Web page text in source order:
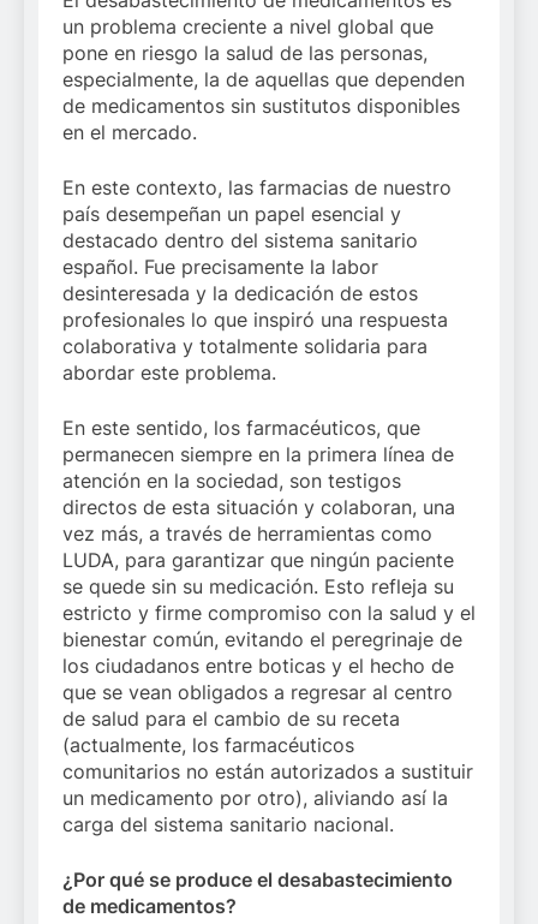
un problema creciente a nivel global que
pone en riesgo la salud de las personas,
especialmente, la de aquellas que dependen
de medicamentos sin sustitutos disponibles
en el mercado.
En este contexto, las farmacias de nuestro
país desempeñan un papel esencial y
destacado dentro del sistema sanitario
español. Fue precisamente la labor
desinteresada y la dedicación de estos
profesionales lo que inspiró una respuesta
colaborativa y totalmente solidaria para
abordar este problema.
En este sentido, los farmacéuticos, que
permanecen siempre en la primera línea de
atención en la sociedad, son testigos
directos de esta situación y colaboran, una
vez más, a través de herramientas como
LUDA, para garantizar que ningún paciente
se quede sin su medicación. Esto refleja su
estricto y firme compromiso con la salud y el
bienestar común, evitando el peregrinaje de
los ciudadanos entre boticas y el hecho de
que se vean obligados a regresar al centro
de salud para el cambio de su receta
(actualmente, los farmacéuticos
comunitarios no están autorizados a sustituir
un medicamento por otro), aliviando así la
carga del sistema sanitario nacional.
¿Por qué se produce el desabastecimiento
de medicamentos?